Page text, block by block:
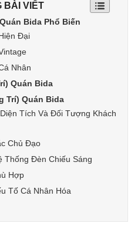
BÀI VIẾT
Bida Phổ Biến
Đại
Nhân
Quán Bida
Trí) Quán Bida
Tích Và Đối Tượng Khách
Chủ Đạo
Thống Đèn Chiếu Sáng
Hợp
Tố Cá Nhân Hóa